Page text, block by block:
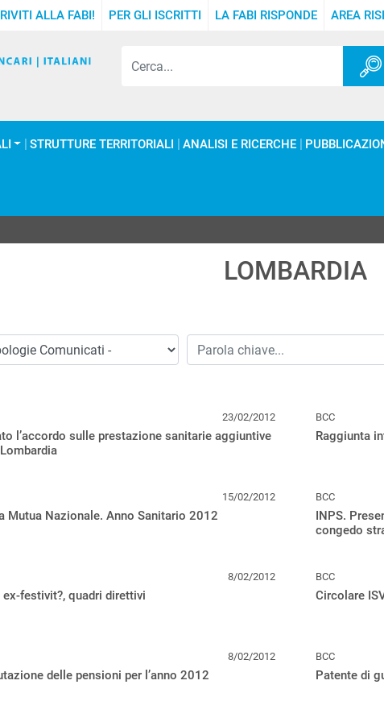
ALLA FABI! PER GLI ISCRITTI LA FABI RISPONDE AREA
STRUTTURE TERRITORIALI ANALISI E RICERCHE
LOMBARDIA
23/02/2012
l’accordo sulle prestazione sanitarie aggiuntive
BCC
Raggiunta
15/02/2012
Mutua Nazionale. Anno Sanitario 2012
BCC
INPS.
congedo
8/02/2012
ex-festivit?, quadri direttivi
BCC
Circolare
8/02/2012
delle pensioni per l’anno 2012
BCC
Patente di